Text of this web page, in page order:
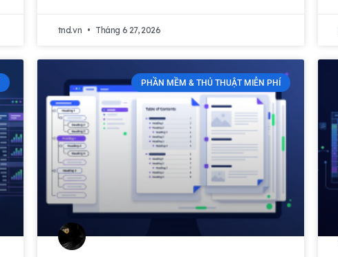
tnd.vn Tháng 6 27, 2026
PHẦN MỀM & THỦ THUẬT MIỄN PHÍ